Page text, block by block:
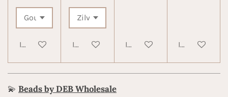
In winkelwagenIn winkelwagenIn winkelwagen
In
💫 Beads by DEB Wholesale